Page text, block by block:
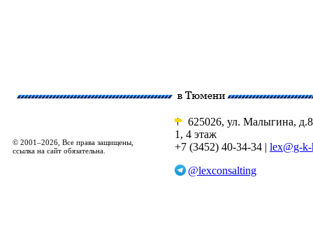
© 2001–2026, Все права защищены,
ссылка на сайт обязательна.
625026, ул. Малыгина,
1, 4 этаж
+7 (3452) 40-34-34 | lex@g-
@lexconsalting